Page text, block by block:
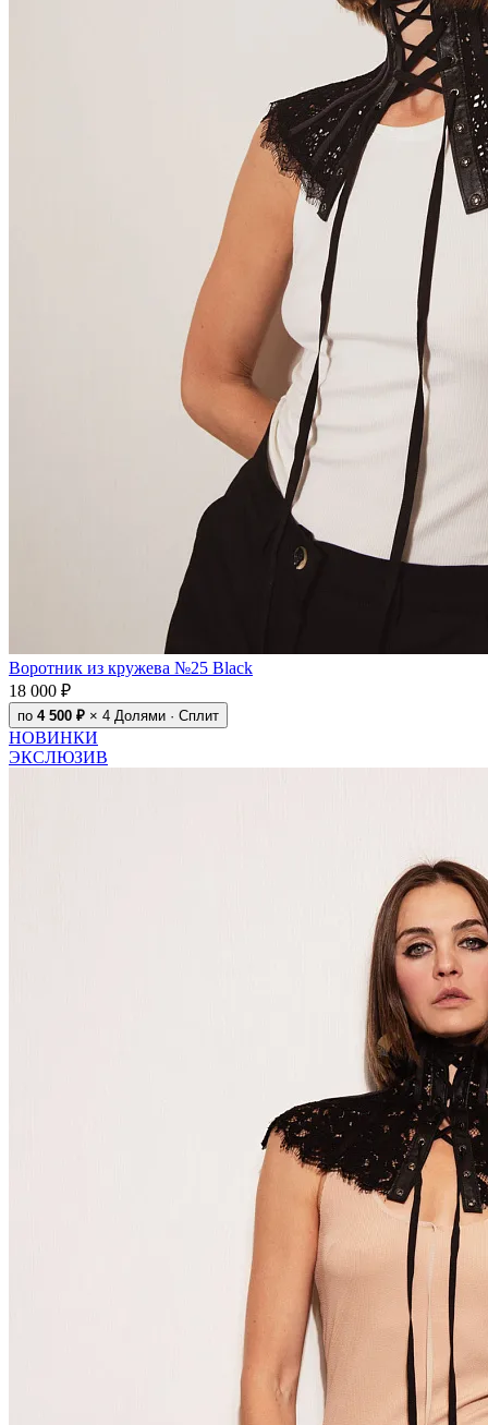
Воротник из кружева №25 Black
18 000 ₽
по 4 500 ₽ × 4 Долями · Сплит
НОВИНКИ
ЭКСЛЮЗИВ